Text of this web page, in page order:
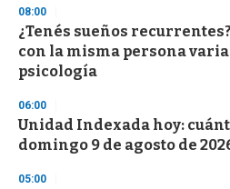
d
08:00
¿Tenés sueños
con la misma persona
psicología
06:00
Unidad Indexada hoy:
domingo 9 de agosto de
05:00